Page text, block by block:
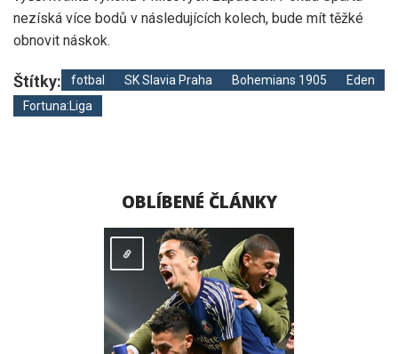
nezíská více bodů v následujících kolech, bude mít těžké
obnovit náskok.
Štítky: fotbal SK Slavia Praha Bohemians 1905
Eden
Fortuna:Liga
OBLÍBENÉ ČLÁNKY